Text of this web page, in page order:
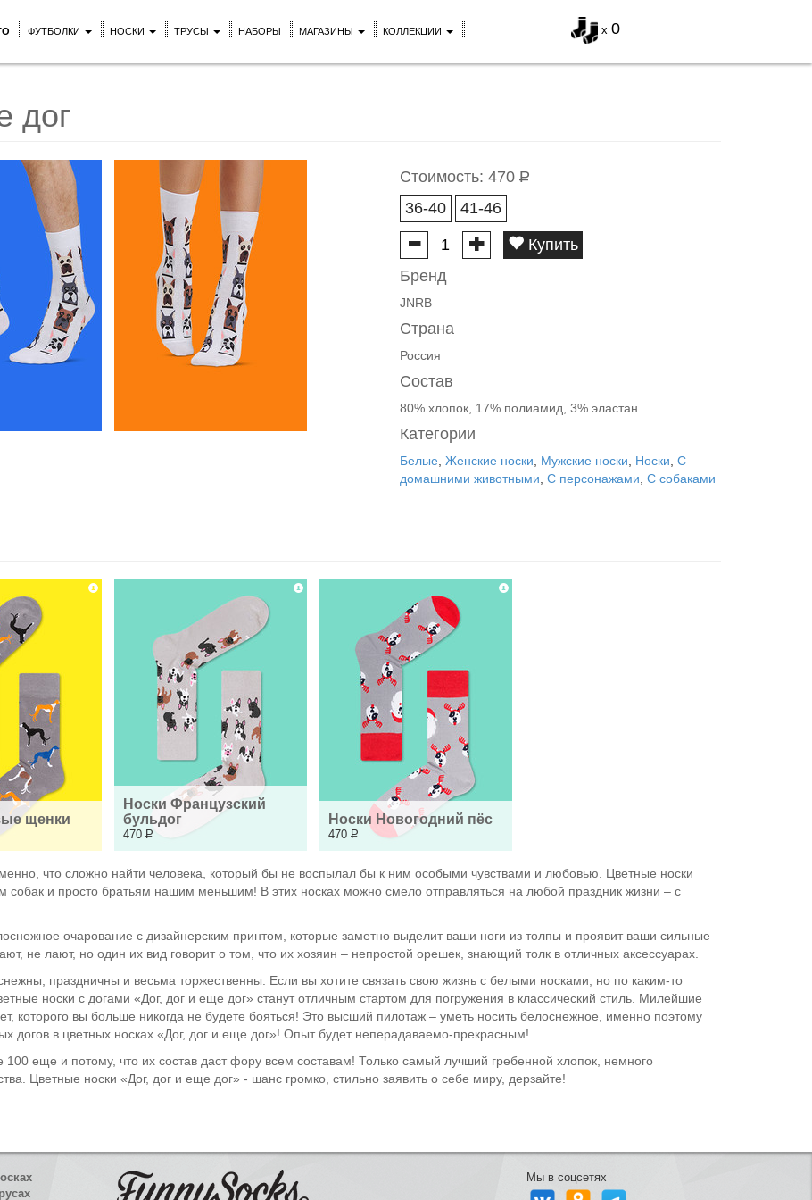
x 0
ФУТБОЛКИ НОСКИ ТРУСЫ НАБОРЫ МАГАЗИНЫ КОЛЛЕКЦИИ
дог
Стоимость: 470 Р
36-40
41-46
Купить
Бренд
JNRB
Страна
Россия
Состав
80% хлопок, 17% полиамид, 3% эластан
Категории
Белые Женские носки Мужские носки Носки С
домашними животными С персонажами С собаками
щенки
Носки Французский
бульдог
470 Р
Носки Новогодний пёс
470 Р
что сложно найти человека, который бы не воспылал бы к ним особыми чувствами и любовью. Цветные носки
собак и просто братьям нашим меньшим! В этих носках можно смело отправляться на любой праздник жизни – с
очарование с дизайнерским принтом, которые заметно выделит ваши ноги из толпы и проявит ваши сильные
не лают, но один их вид говорит о том, что их хозяин – непростой орешек, знающий толк в отличных аксессуарах.
праздничны и весьма торжественны. Если вы хотите связать свою жизнь с белыми носками, но по каким-то
носки с догами «Дог, дог и еще дог» станут отличным стартом для погружения в классический стиль. Милейшие
которого вы больше никогда не будете бояться! Это высший пилотаж – уметь носить белоснежное, именно поэтому
догов в цветных носках «Дог, дог и еще дог»! Опыт будет неперадаваемо-прекрасным!
100 еще и потому, что их состав даст фору всем составам! Только самый лучший гребенной хлопок, немного
Цветные носки «Дог, дог и еще дог» - шанс громко, стильно заявить о себе миру, дерзайте!
Мы в соцсетях